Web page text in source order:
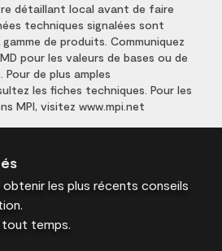
détaillant local avant de faire
techniques signalées sont
de produits. Communiquez
pour les valeurs de bases ou de
de plus amples
les fiches techniques. Pour les
MPI, visitez www.mpi.net
obtenir les plus récents conseils
temps.